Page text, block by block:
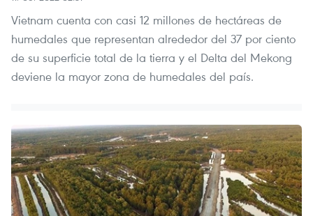
Vietnam cuenta con casi 12 millones de hectáreas de
humedales que representan alrededor del 37 por ciento
de su superficie total de la tierra y el Delta del Mekong
deviene la mayor zona de humedales del país.